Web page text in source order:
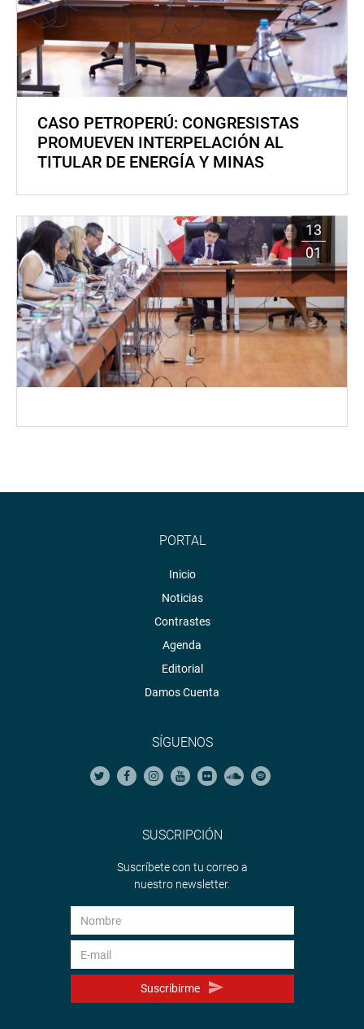
CASO PETROPERÚ: CONGRESISTAS
PROMUEVEN INTERPELACIÓN AL
TITULAR DE ENERGÍA Y MINAS
13
01
PORTAL
Inicio
Noticias
Contrastes
Agenda
Editorial
Damos Cuenta
SÍGUENOS
SUSCRIPCIÓN
Suscríbete con tu correo a
nuestro newsletter.
Suscribirme